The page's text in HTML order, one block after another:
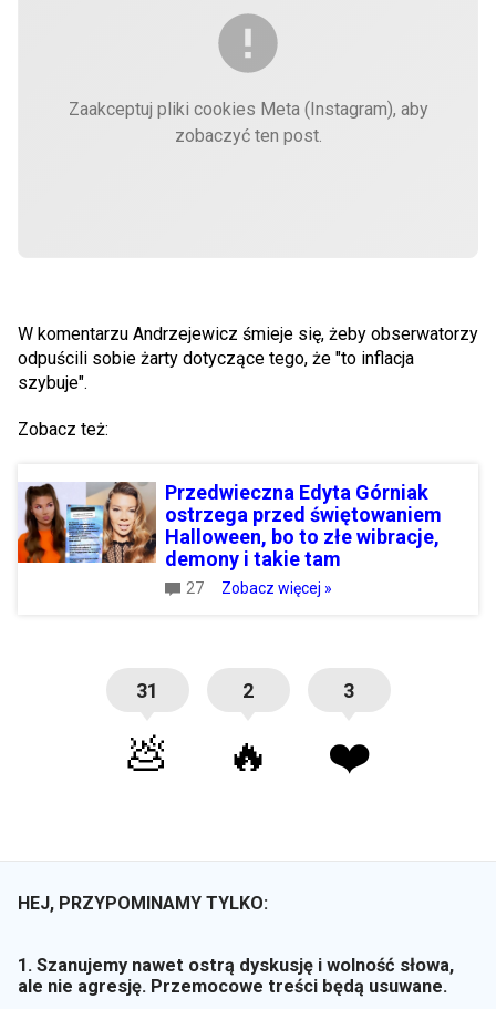
Zaakceptuj pliki cookies Meta (Instagram), aby
zobaczyć ten post.
W komentarzu Andrzejewicz śmieje się, żeby obserwatorzy
odpuścili sobie żarty dotyczące tego, że "to inflacja
szybuje".
Zobacz też:
Przedwieczna Edyta Górniak
ostrzega przed świętowaniem
Halloween, bo to złe wibracje,
demony i takie tam
27 Zobacz więcej »
31
💩
2
🔥
3
❤️
HEJ, PRZYPOMINAMY TYLKO:
1. Szanujemy nawet ostrą dyskusję i wolność słowa,
ale nie agresję. Przemocowe treści będą usuwane.